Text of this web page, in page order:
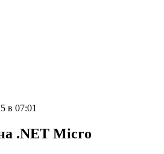
в 07:01
.NET Micro